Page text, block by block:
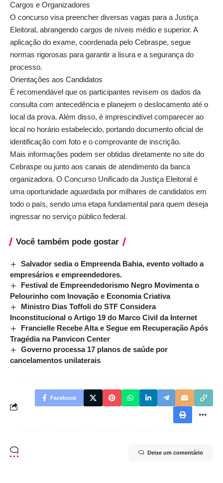
Cargos e Organizadores
O concurso visa preencher diversas vagas para a Justiça
Eleitoral, abrangendo cargos de níveis médio e superior. A
aplicação do exame, coordenada pelo Cebraspe, segue
normas rigorosas para garantir a lisura e a segurança do
processo.
Orientações aos Candidatos
É recomendável que os participantes revisem os dados da
consulta com antecedência e planejem o deslocamento até o
local da prova. Além disso, é imprescindível comparecer ao
local no horário estabelecido, portando documento oficial de
identificação com foto e o comprovante de inscrição.
Mais informações podem ser obtidas diretamente no site do
Cebraspe ou junto aos canais de atendimento da banca
organizadora. O Concurso Unificado da Justiça Eleitoral é
uma oportunidade aguardada por milhares de candidatos em
todo o país, sendo uma etapa fundamental para quem deseja
ingressar no serviço público federal.
Você também pode gostar
Salvador sedia o Empreenda Bahia, evento voltado a
empresários e empreendedores.
Festival de Empreendedorismo Negro Movimenta o
Pelourinho com Inovação e Economia Criativa
Ministro Dias Toffoli do STF Considera
Inconstitucional o Artigo 19 do Marco Civil da Internet
Francielle Recebe Alta e Segue em Recuperação Após
Tragédia na Panvicon Center
Governo processa 17 planos de saúde por
cancelamentos unilaterais
Facebook
Deixe um comentário